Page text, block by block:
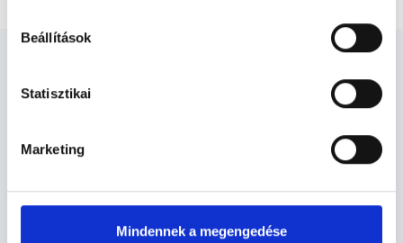
Beállítások
Statisztikai
Marketing
Mindennek a megengedése
Gasztroenterológus -
Gasztroenterológia
Gasztroenterológia TERÜLETHEZ